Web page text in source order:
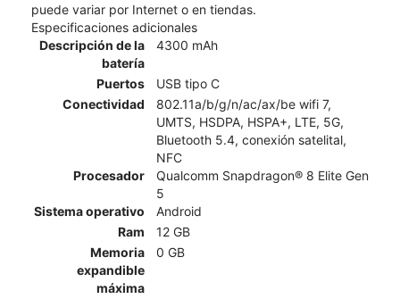
puede variar por Internet o en tiendas.
Especificaciones adicionales
Descripción de la
batería
4300 mAh
Puertos
USB tipo C
Conectividad
802.11a/b/g/n/ac/ax/be wifi 7,
UMTS, HSDPA, HSPA+, LTE, 5G,
Bluetooth 5.4, conexión satelital,
NFC
Procesador
Qualcomm Snapdragon® 8 Elite Gen
5
Sistema operativo
Android
Ram
12 GB
Memoria
expandible
máxima
0 GB